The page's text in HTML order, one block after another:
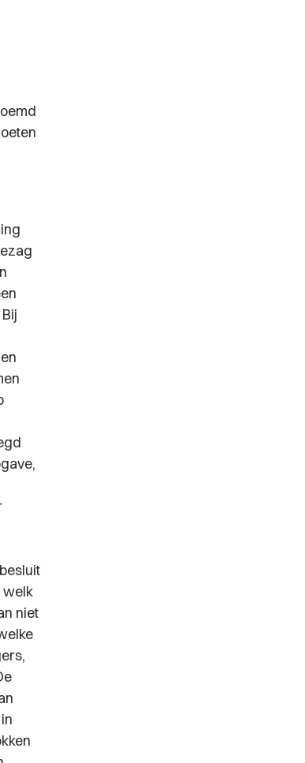
welk
niet